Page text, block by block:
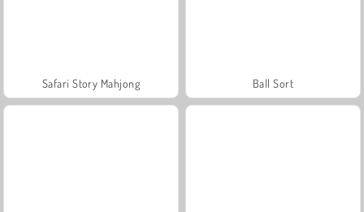
Safari Story Mahjong Ball Sort